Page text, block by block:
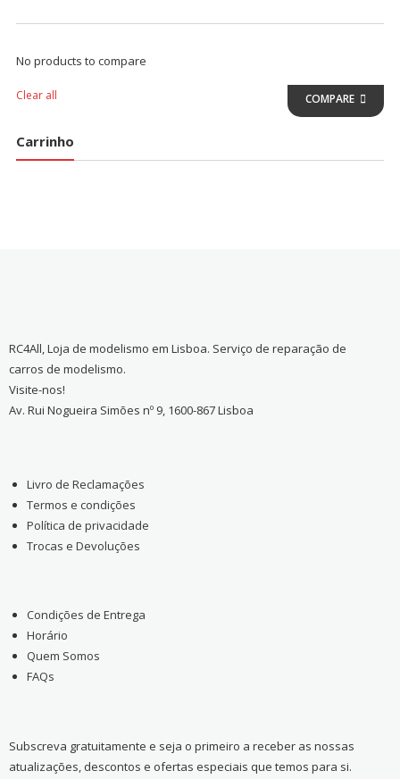
No products to compare
Clear all COMPARE
Carrinho
RC4All, Loja de modelismo em Lisboa. Serviço de reparação de
carros de modelismo.
Visite-nos!
Av. Rui Nogueira Simões nº 9, 1600-867 Lisboa
Livro de Reclamações
Termos e condições
Política de privacidade
Trocas e Devoluções
Condições de Entrega
Horário
Quem Somos
FAQs
Subscreva gratuitamente e seja o primeiro a receber as nossas
atualizações, descontos e ofertas especiais que temos para si.